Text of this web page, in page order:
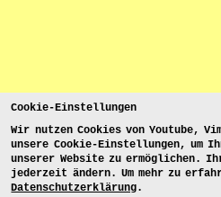
Cookie-Einstellungen
Wir nutzen Cookies von Youtube,
unsere Cookie-Einstellungen, um
unserer Website zu ermöglichen.
jederzeit ändern. Um mehr zu
Datenschutzerklärung.